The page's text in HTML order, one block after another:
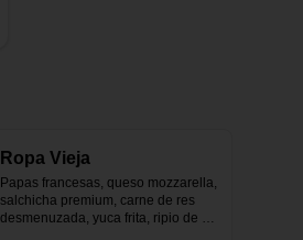
Ropa Vieja
Papas francesas, queso mozzarella,
salchicha premium, carne de res
desmenuzada, yuca frita, ripio de